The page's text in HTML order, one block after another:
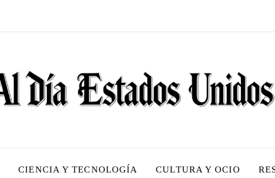
CIENCIA Y TECNOLOGÍA CULTURA Y OCIO